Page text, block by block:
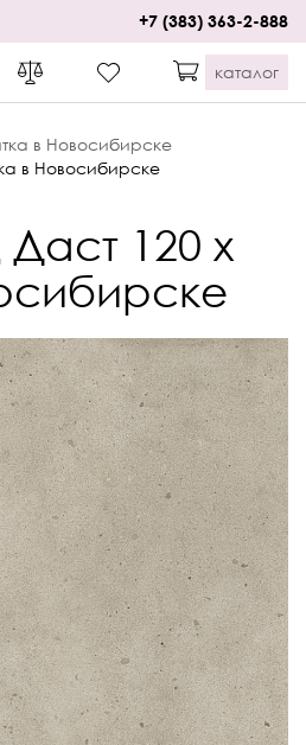
+7 (383) 363-2-888
каталог
в Новосибирске
в Новосибирске
120 х